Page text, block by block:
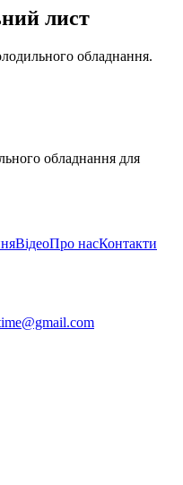
лист
обладнання.
обладнання для
ВідеоПро насКонтакти